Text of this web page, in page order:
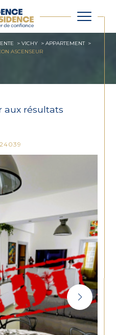
VICHY
APPARTEMENT
ASCENSEUR
aux résultats